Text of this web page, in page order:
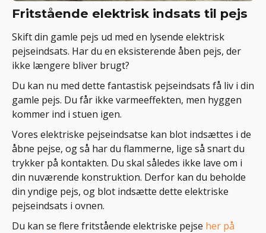
Fritstående elektrisk indsats til pejs
Skift din gamle pejs ud med en lysende elektrisk
pejseindsats. Har du en eksisterende åben pejs, der
ikke længere bliver brugt?
Du kan nu med dette fantastisk pejseindsats få liv i din
gamle pejs. Du får ikke varmeeffekten, men hyggen
kommer ind i stuen igen.
Vores elektriske pejseindsatse kan blot indsættes i de
åbne pejse, og så har du flammerne, lige så snart du
trykker på kontakten. Du skal således ikke lave om i
din nuværende konstruktion. Derfor kan du beholde
din yndige pejs, og blot indsætte dette elektriske
pejseindsats i ovnen.
Du kan se flere fritstående elektriske pejse her på